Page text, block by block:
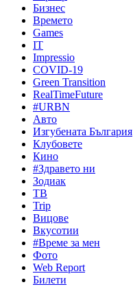
Бизнес
Времето
Games
IT
Impressio
COVID-19
Green Transition
RealTimeFuture
#URBN
Авто
Изгубената България
Клубовете
Кино
#Здравето ни
Зодиак
ТВ
Trip
Вицове
Вкусотии
#Време за мен
Фото
Web Report
Билети